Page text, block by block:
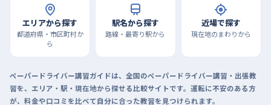
エリアから探す
都道府県・市区町村か
ら
駅名から探す
路線・最寄り駅から
近場で探す
現在地のまわりから
ペーパードライバー講習ガイドは、全国のペーパードライバー講習・出張教
習を、エリア・駅・現在地から探せる比較サイトです。運転に不安のある方
が、料金や口コミを比べて自分に合った教習を見つけられます。